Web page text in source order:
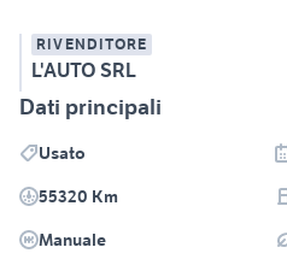
RIVENDITORE
L'AUTO SRL
Dati principali
Usato
55320 Km
Manuale